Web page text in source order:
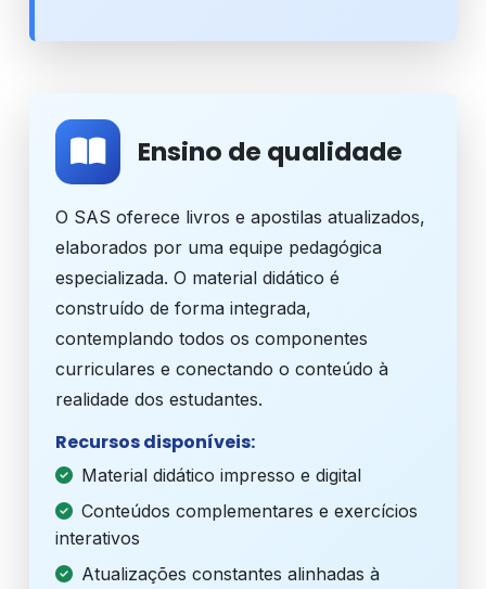
Ensino de qualidade
O SAS oferece livros e apostilas atualizados,
elaborados por uma equipe pedagógica
especializada. O material didático é
construído de forma integrada,
contemplando todos os componentes
curriculares e conectando o conteúdo à
realidade dos estudantes.
Recursos disponíveis:
Material didático impresso e digital
Conteúdos complementares e exercícios
interativos
Atualizações constantes alinhadas à